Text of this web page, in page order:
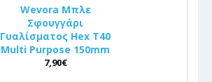
Wevora Μπλε
Σφουγγάρι
Γυαλίσματος Hex T40
Multi Purpose 150mm
7,90€